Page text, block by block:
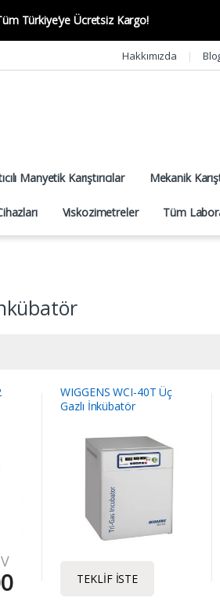
Türkiye’ye Ücretsiz Kargo!
Hakkımızda
Manyetik Karıştırıcılar Mekanik
Viskozimetreler Tüm
WIGGENS WCI-40T Üç
Gazlı İnkübatör
TEKLIF İSTE